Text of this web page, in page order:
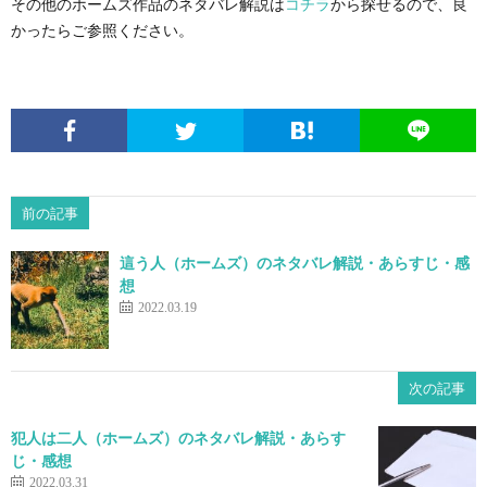
かったらご参照ください。
前の記事
這う人（ホームズ）のネタバレ解説・あらすじ・感
想
2022.03.19
次の記事
犯人は二人（ホームズ）のネタバレ解説・あらす
じ・感想
2022.03.31